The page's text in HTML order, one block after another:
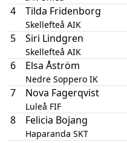
4 Tilda Fridenborg
Skellefteå AIK
5 Siri Lindgren
Skellefteå AIK
6 Elsa Åström
Nedre Soppero IK
7 Nova Fagerqvist
Luleå FIF
8 Felicia Bojang
Haparanda SKT